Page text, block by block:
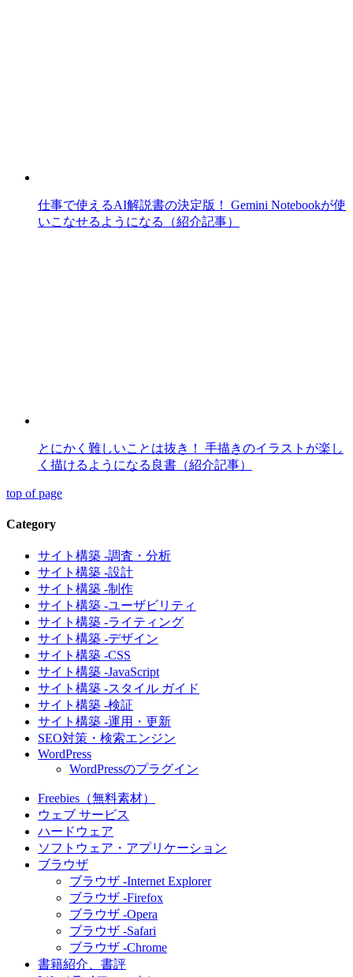
仕事で使えるAI解説書の決定版！ Gemini Notebookが使
いこなせるようになる（紹介記事）
とにかく難しいことは抜き！ 手描きのイラストが楽し
く描けるようになる良書（紹介記事）
top of page
Category
サイト構築 -調査・分析
サイト構築 -設計
サイト構築 -制作
サイト構築 -ユーザビリティ
サイト構築 -ライティング
サイト構築 -デザイン
サイト構築 -CSS
サイト構築 -JavaScript
サイト構築 -スタイル ガイド
サイト構築 -検証
サイト構築 -運用・更新
SEO対策・検索エンジン
WordPress
WordPressのプラグイン
Freebies（無料素材）
ウェブ サービス
ハードウェア
ソフトウェア・アプリケーション
ブラウザ
ブラウザ -Internet Explorer
ブラウザ -Firefox
ブラウザ -Opera
ブラウザ -Safari
ブラウザ -Chrome
書籍紹介、書評